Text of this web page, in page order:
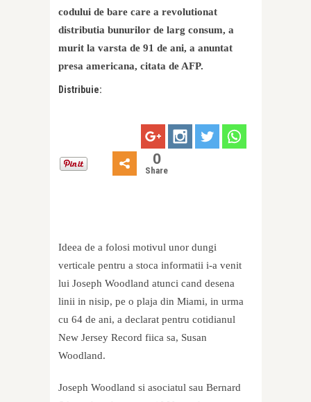
codului de bare care a revolutionat
distributia bunurilor de larg consum, a
murit la varsta de 91 de ani, a anuntat
presa americana, citata de AFP.
Distribuie:
0
Share
Ideea de a folosi motivul unor dungi
verticale pentru a stoca informatii i-a venit
lui Joseph Woodland atunci cand desena
linii in nisip, pe o plaja din Miami, in urma
cu 64 de ani, a declarat pentru cotidianul
New Jersey Record fiica sa, Susan
Woodland.
Joseph Woodland si asociatul sau Bernard